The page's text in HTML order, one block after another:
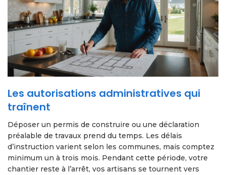
Les autorisations administratives qui
traînent
Déposer un permis de construire ou une déclaration
préalable de travaux prend du temps. Les délais
d’instruction varient selon les communes, mais comptez
minimum un à trois mois. Pendant cette période, votre
chantier reste à l’arrêt, vos artisans se tournent vers